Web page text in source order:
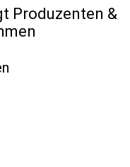
Produzenten &